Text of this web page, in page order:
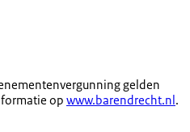
gelden
op www.barendrecht.nl.